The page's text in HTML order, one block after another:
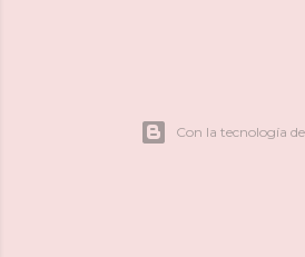
Con la tecnología